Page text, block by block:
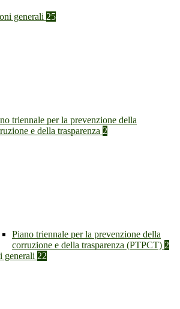
generali 25
triennale per la prevenzione della
e della trasparenza 2
Piano triennale per la prevenzione della
corruzione e della trasparenza (PTPCT) 2
generali 22